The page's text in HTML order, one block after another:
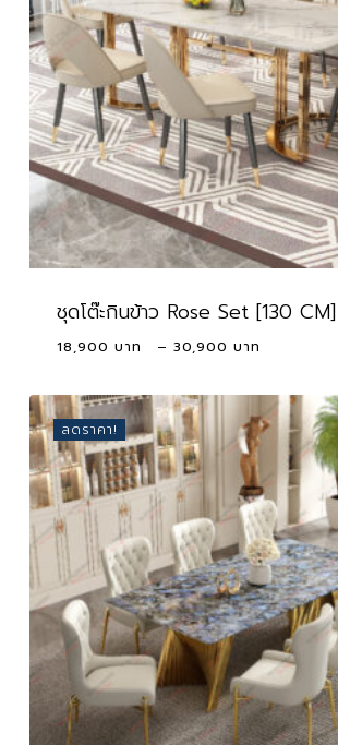
ชุดโต๊ะกินข้าว Rose Set [130 CM]
18,900 – 30,900
18,900 ฿
through
30,900 ฿
ลดราคา!